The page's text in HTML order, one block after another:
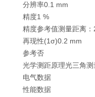
分辨率0.1 mm
精度1 %
精度参考值测量距离
再现性(1σ)0.2 mm
参考否
光学测距原理光三角测
电气数据
性能数据